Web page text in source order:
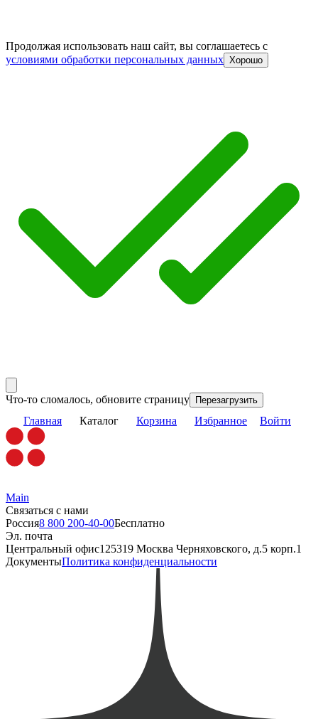
Продолжая использовать наш сайт, вы соглашаетесь c
условиями обработки персональных данных Хорошо
Что-то сломалось, обновите страницу Перезагрузить
Главная Каталог Корзина Избранное Войти
Main
Связаться с нами
Россия8 800 200-40-00Бесплатно
Эл. почта
Центральный офис125319 Москва Черняховского, д.5 корп.1
ДокументыПолитика конфиденциальности